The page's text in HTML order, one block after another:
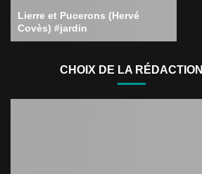
Lierre et Pucerons (Hervé
Covès) #jardin
CHOIX DE LA RÉDACTION